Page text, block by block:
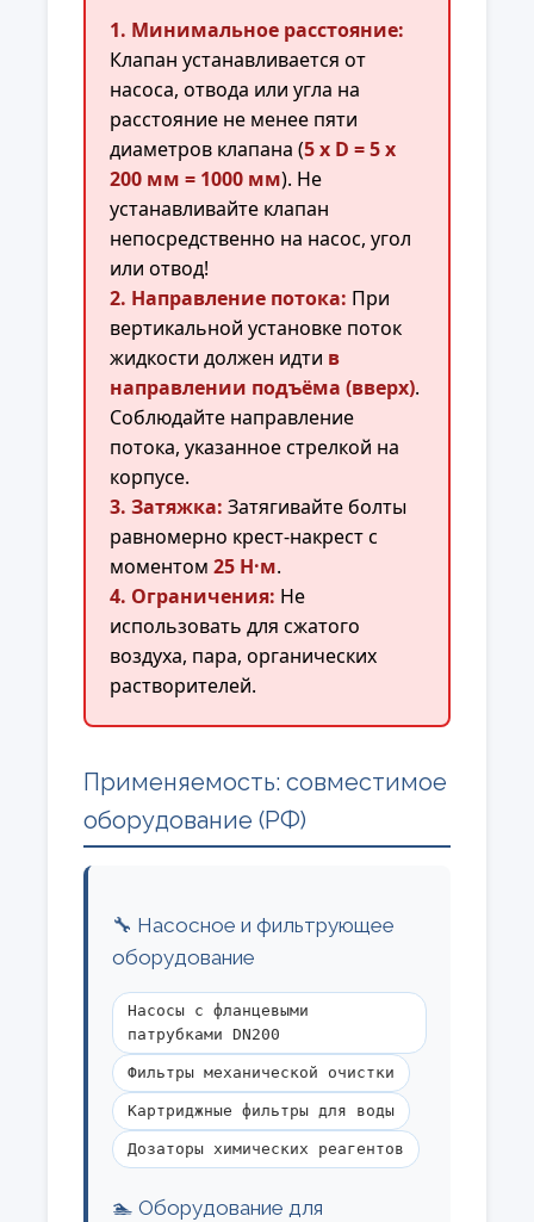
1. Минимальное расстояние:
Клапан устанавливается от
насоса, отвода или угла на
расстояние не менее пяти
диаметров клапана (5 x D = 5 x
200 мм = 1000 мм). Не
устанавливайте клапан
непосредственно на насос, угол
или отвод!
2. Направление потока: При
вертикальной установке поток
жидкости должен идти в
направлении подъёма (вверх).
Соблюдайте направление
потока, указанное стрелкой на
корпусе.
3. Затяжка: Затягивайте болты
равномерно крест-накрест с
моментом 25 Н·м.
4. Ограничения: Не
использовать для сжатого
воздуха, пара, органических
растворителей.
Применяемость: совместимое
оборудование (РФ)
🔧 Насосное и фильтрующее
оборудование
Насосы с фланцевыми
патрубками DN200
Фильтры механической очистки
Картриджные фильтры для воды
Дозаторы химических реагентов
🏊 Оборудование для